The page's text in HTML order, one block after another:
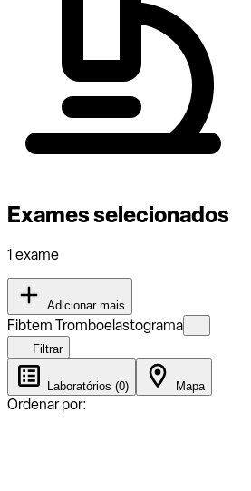
Exames selecionados
1 exame
Adicionar mais
Fibtem Tromboelastograma
Filtrar
Laboratórios (0) Mapa
Ordenar por: